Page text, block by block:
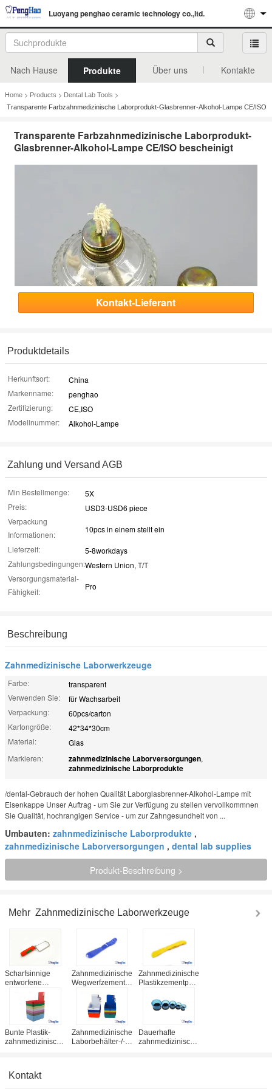
Luoyang penghao ceramic technology co.,ltd.
Nach Hause Produkte Über uns Kontakte
Home > Products > Dental Lab Tools >
Transparente Farbzahnmedizinische Laborprodukt-Glasbrenner-Alkohol-Lampe CE/ISO
Transparente Farbzahnmedizinische Laborprodukt-
Glasbrenner-Alkohol-Lampe CE/ISO bescheinigt
Kontakt-Lieferant
Produktdetails
Herkunftsort:
China
Markenname:
penghao
Zertifizierung:
CE,ISO
Modellnummer:
Alkohol-Lampe
Zahlung und Versand AGB
Min Bestellmenge:
5X
Preis:
USD3-USD6 piece
Verpackung
Informationen:
10pcs in einem stellt ein
Lieferzeit:
5-8workdays
Zahlungsbedingungen:Western Union, T/T
Versorgungsmaterial-
Fähigkeit:
Pro
Beschreibung
Zahnmedizinische Laborwerkzeuge
Farbe:
transparent
Verwenden Sie:
für Wachsarbeit
Verpackung:
60pcs/carton
Kartongröße:
42*34*30cm
Material:
Glas
Markieren:
zahnmedizinische Laborversorgungen,
zahnmedizinische Laborprodukte
/dental-Gebrauch der hohen Qualität Laborglasbrenner-Alkohol-Lampe mit
Eisenkappe Unser Auftrag - um Sie zur Verfügung zu stellen vervollkommnen
Sie Qualität, hochrangigen Service - um zur Zahngesundheit von ...
Umbauten: zahnmedizinische Laborprodukte ,
zahnmedizinische Laborversorgungen , dental lab supplies
Produkt-Beschreibung >
Mehr Zahnmedizinische Laborwerkzeuge
Scharfsinnige
entworfene
zahnmedizinische
Laborwerkzeuge,
95mm Gips sahen
mit weichem
Kunststoffgriff
Zahnmedizinische
Wegwerfzement-
Gebiss-das
zusammengesetzte
Füllmaterial-
Mischen
Zahnmedizinische
Plastikzementputz-
multi farbige
zahnmedizinische
Verbrauchsmaterialien
Bunte Plastik-
zahnmedizinische
Zahnmedizinische
Laborbehälter-/-
Dauerhafte
zahnmedizinische
Kontakt